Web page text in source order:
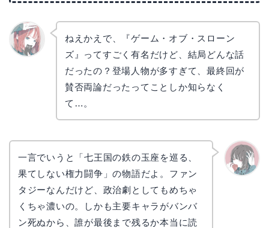
ねえかえで、『ゲーム・オブ・スローン
ズ』ってすごく有名だけど、結局どんな話
だったの？登場人物が多すぎて、最終回が
賛否両論だったってことしか知らなく
て…。
一言でいうと「七王国の鉄の玉座を巡る、
果てしない権力闘争」の物語だよ。ファン
タジーなんだけど、政治劇としてもめちゃ
くちゃ濃いの。しかも主要キャラがバンバ
ン死ぬから、誰が最後まで残るか本当に読